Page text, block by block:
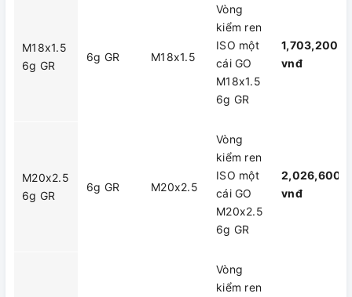
M18x1.5
6g GR
6g GR M18x1.5
Vòng
kiểm ren
ISO một
cái GO
M18x1.5
6g GR
1,703,200
vnđ
M20x2.5
6g GR
6g GR M20x2.5
Vòng
kiểm ren
ISO một
cái GO
M20x2.5
6g GR
2,026,600
vnđ
Vòng
kiểm ren